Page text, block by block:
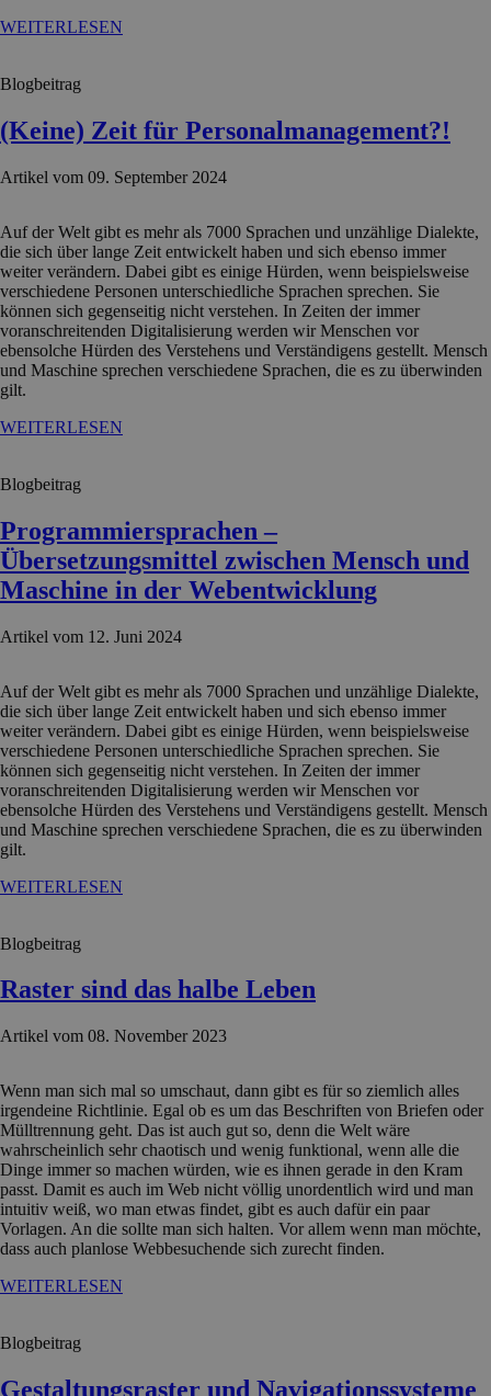
WEITERLESEN
Blogbeitrag
(Keine) Zeit für Personalmanagement?!
Artikel vom 09. September 2024
Auf der Welt gibt es mehr als 7000 Sprachen und unzählige Dialekte,
die sich über lange Zeit entwickelt haben und sich ebenso immer
weiter verändern. Dabei gibt es einige Hürden, wenn beispielsweise
verschiedene Personen unterschiedliche Sprachen sprechen. Sie
können sich gegenseitig nicht verstehen. In Zeiten der immer
voranschreitenden Digitalisierung werden wir Menschen vor
ebensolche Hürden des Verstehens und Verständigens gestellt. Mensch
und Maschine sprechen verschiedene Sprachen, die es zu überwinden
gilt.
WEITERLESEN
Blogbeitrag
Programmiersprachen –
Übersetzungsmittel zwischen Mensch und
Maschine in der Webentwicklung
Artikel vom 12. Juni 2024
Auf der Welt gibt es mehr als 7000 Sprachen und unzählige Dialekte,
die sich über lange Zeit entwickelt haben und sich ebenso immer
weiter verändern. Dabei gibt es einige Hürden, wenn beispielsweise
verschiedene Personen unterschiedliche Sprachen sprechen. Sie
können sich gegenseitig nicht verstehen. In Zeiten der immer
voranschreitenden Digitalisierung werden wir Menschen vor
ebensolche Hürden des Verstehens und Verständigens gestellt. Mensch
und Maschine sprechen verschiedene Sprachen, die es zu überwinden
gilt.
WEITERLESEN
Blogbeitrag
Raster sind das halbe Leben
Artikel vom 08. November 2023
Wenn man sich mal so umschaut, dann gibt es für so ziemlich alles
irgendeine Richtlinie. Egal ob es um das Beschriften von Briefen oder
Mülltrennung geht. Das ist auch gut so, denn die Welt wäre
wahrscheinlich sehr chaotisch und wenig funktional, wenn alle die
Dinge immer so machen würden, wie es ihnen gerade in den Kram
passt. Damit es auch im Web nicht völlig unordentlich wird und man
intuitiv weiß, wo man etwas findet, gibt es auch dafür ein paar
Vorlagen. An die sollte man sich halten. Vor allem wenn man möchte,
dass auch planlose Webbesuchende sich zurecht finden.
WEITERLESEN
Blogbeitrag
Gestaltungsraster und Navigationssysteme